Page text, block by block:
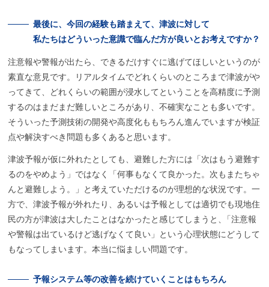
最後に、 今回の経験も踏まえて、 津波に対して
私たちはどういった意識で臨んだ方が良いとお考えですか？
注意報や警報が出たら、できるだけすぐに逃げてほしいというのが
素直な意見です。リアルタイムでどれくらいのところまで津波がや
ってきて、どれくらいの範囲が浸水してということを高精度に予測
するのはまだまだ難しいところがあり、不確実なことも多いです。
そういった予測技術の開発や高度化ももちろん進んでいますが検証
点や解決すべき問題も多くあると思います。
津波予報が仮に外れたとしても、避難した方には「次はもう避難す
るのをやめよう」ではなく「何事もなくて良かった。次もまたちゃ
んと避難しよう。」と考えていただけるのが理想的な状況です。一
方で、津波予報が外れたり、あるいは予報としては適切でも現地住
民の方が津波は大したことはなかったと感じてしまうと 、
「注意報
や警報は出ているけど逃げなくて良い」という心理状態にどうして
もなってしまいます。本当に悩ましい問題です。
予報システム等の改善を続けていくことはもちろん